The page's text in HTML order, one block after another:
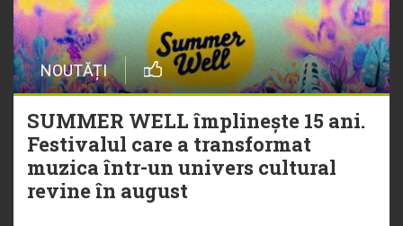
NOUTĂȚI
SUMMER WELL împlinește 15 ani.
Festivalul care a transformat
muzica într-un univers cultural
revine în august